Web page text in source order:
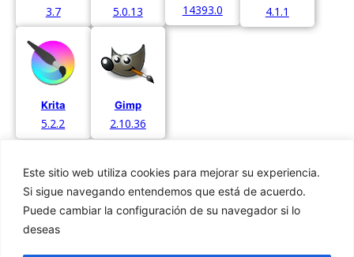
Este sitio web utiliza cookies para mejorar su experiencia.
Si sigue navegando entendemos que está de acuerdo.
Puede cambiar la configuración de su navegador si lo
deseas
3.7 5.0.13 14393.0 4.1.1
Krita
5.2.2
Gimp
2.10.36